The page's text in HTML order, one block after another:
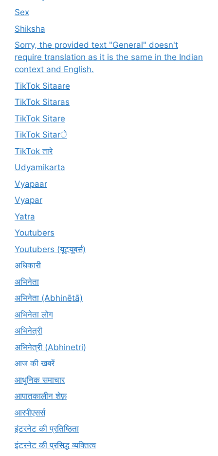
Sex
Shiksha
Sorry, the provided text "General" doesn't
require translation as it is the same in the Indian
context and English.
TikTok Sitaare
TikTok Sitaras
TikTok Sitare
TikTok Sitarे
TikTok तारे
Udyamikarta
Vyapaar
Vyapar
Yatra
Youtubers
Youtubers (यूट्यूबर्स)
अधिकारी
अभिनेता
अभिनेता (Abhinētā)
अभिनेता लोग
अभिनेत्री
अभिनेत्री (Abhinetri)
आज की खबरें
आधुनिक समाचार
आपातकालीन शेफ़
आरपीएसर्स
इंटरनेट की प्रतिष्ठिता
इंटरनेट की प्रसिद्ध व्यक्तित्व